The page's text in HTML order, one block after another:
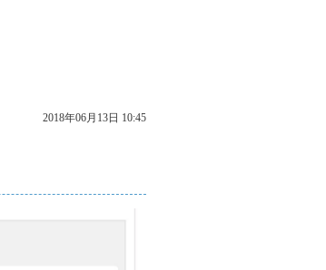
2018年06月13日 10:45